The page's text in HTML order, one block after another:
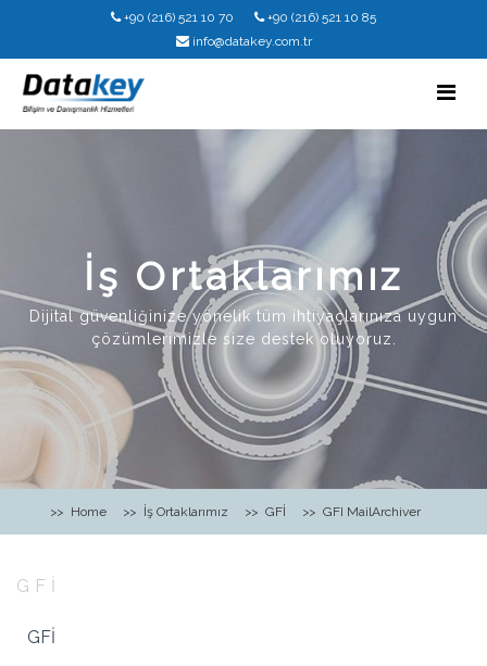
+90 (216) 521 10 70
+90 (216) 521 10 85
info@datakey.com.tr
İş Ortaklarımız
Dijital güvenliğinize yönelik tüm ihtiyaçlarınıza uygun
çözümlerimizle size destek oluyoruz.
Home İş Ortaklarımız GFİ GFI MailArchiver
GFİ
GFİ